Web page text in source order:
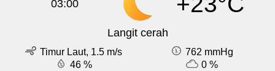
03:00
Langit cerah
Timur Laut, 1.5 m/s
762 mmHg
46 %
0 %